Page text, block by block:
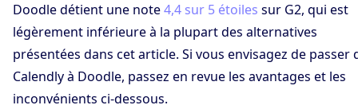
Doodle détient une note4,4 sur 5 étoiles sur G2, qui est
légèrement inférieure à la plupart des alternatives
présentées dans cet article. Si vous envisagez de passer
Calendly à Doodle, passez en revue les avantages et les
inconvénients ci-dessous.